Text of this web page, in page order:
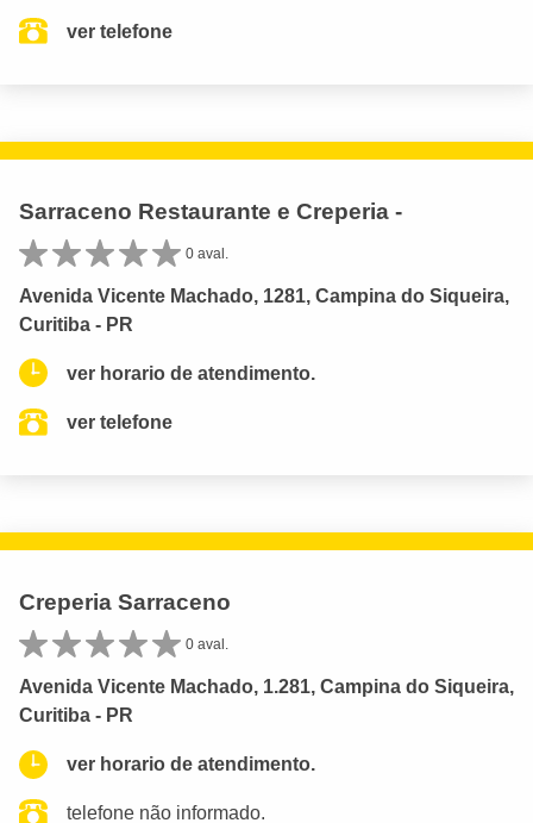
ver telefone
Sarraceno Restaurante e Creperia -
0 aval.
Avenida Vicente Machado, 1281, Campina do Siqueira,
Curitiba - PR
ver horario de atendimento.
ver telefone
Creperia Sarraceno
0 aval.
Avenida Vicente Machado, 1.281, Campina do Siqueira,
Curitiba - PR
ver horario de atendimento.
telefone não informado.